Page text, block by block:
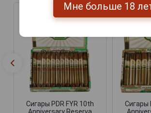
Сигары PDR FYR 10th
Сигары
Мне больше 18